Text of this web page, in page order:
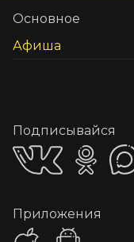
Основное
Афиша
Подписывайся
Приложения